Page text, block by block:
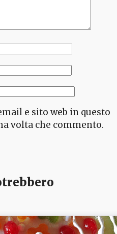
e sito web in questo
volta che commento.